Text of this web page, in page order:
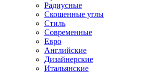
Радиусные
Скошенные углы
Стиль
Современные
Евро
Английские
Дизайнерские
Итальянские